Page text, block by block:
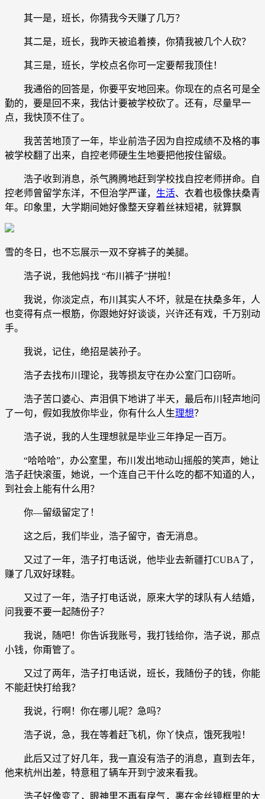
其一是，班长，你猜我今天赚了几万？
其二是，班长，我昨天被追着揍，你猜我被几个人砍？
其三是，班长，学校点名你可一定要帮我顶住！
我通俗的回答是，你要平安地回来。你现在的点名可是全
勤的，要是回不来，我估计要被学校砍了。还有，尽量早一
点，我快顶不住了。
我苦苦地顶了一年，毕业前浩子因为自控成绩不及格的事
被学校翻了出来，自控老师硬生生地要把他按住留级。
浩子收到消息，杀气腾腾地赶到学校找自控老师拼命。自
控老师曾留学东洋，不但治学严谨， 生活、衣着也极像扶桑青
年。印象里，大学期间她好像整天穿着丝袜短裙，就算飘
雪的冬日，也不忘展示一双不穿裤子的美腿。
浩子说，我他妈找 “布川裤子”拼啦！
我说，你淡定点，布川其实人不坏，就是在扶桑多年，人
也变得有点一根筋，你跟她好好谈谈，兴许还有戏，千万别动
手。
我说，记住，绝招是装孙子。
浩子去找布川理论，我等损友守在办公室门口窃听。
浩子苦口婆心、声泪俱下地讲了半天，最后布川轻声地问
了一句，假如我放你毕业，你有什么人生理想？
浩子说，我的人生理想就是毕业三年挣足一百万。
“哈哈哈”，办公室里，布川发出地动山摇般的笑声，她让
浩子赶快滚蛋，她说，一个连自己干什么吃的都不知道的人，
到社会上能有什么用？
你—留级留定了！
这之后，我们毕业，浩子留守，杳无消息。
又过了一年，浩子打电话说，他毕业去新疆打CUBA了，
赚了几双好球鞋。
又过了一年，浩子打电话说，原来大学的球队有人结婚，
问我要不要一起随份子？
我说，随吧！你告诉我账号，我打钱给你，浩子说，那点
小钱，你甭管了。
又过了两年，浩子打电话说，班长，我随份子的钱，你能
不能赶快打给我？
我说，行啊！你在哪儿呢？急吗？
浩子说，急，我在等着赶飞机，你丫快点，饿死我啦！
此后又过了好几年，我一直没有浩子的消息，直到去年，
他来杭州出差，特意租了辆车开到宁波来看我。
浩子好像变了，眼神里不再有戾气，裹在金丝镜框里的大